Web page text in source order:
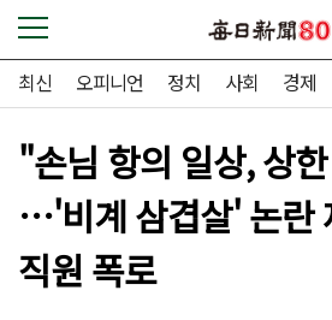
최신 오피니언 정치 사회 경제
"손님 항의 일상, 상
…'비계 삼겹살' 논란
직원 폭로